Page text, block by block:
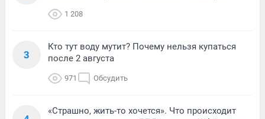
1 208
3
Кто тут воду мутит? Почему нельзя купаться
после 2 августа
971 Обсудить
«Страшно, жить-то хочется». Что происходит